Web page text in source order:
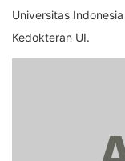
Universitas
Kedokteran UI.